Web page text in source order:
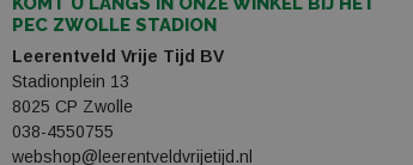
Blossom
Bo-camp
Bo-trail
PEC ZWOLLE STADION
Leerentveld Vrije Tijd BV
Stadionplein 13
8025 CP Zwolle
038-4550755
webshop@leerentveldvrijetijd.nl